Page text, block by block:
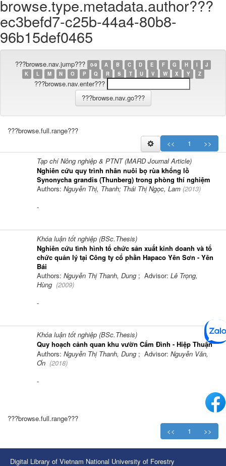
browse.type.metadata.author???
ec3befd7-c25b-44a4-80b8-
96b15def0465
???browse.nav.jump??? 0-9 A B C D E F G H I
J
K
L M N O P Q R S T U V W X Y Z
???browse.nav.enter???
???browse.full.range???
<<
1
>>
Tạp chí Nông nghiệp & PTNT (MARD Journal Article)
Nghiên cứu quy trình nhân nuôi bọ rùa khổng lồ
Synonycha grandis (Thunberg) trong phòng thí nghiệm
Authors: Nguyễn Thị, Thanh; Thái Thị Ngọc, Lam (2013)
-
Khóa luận tốt nghiệp (BSc.Thesis)
Nghiên cứu tình hình tổ chức sản xuất kinh doanh và tổ
chức quản lý tại Công ty cổ phần Hapaco Yên Sơn - Yên
Bái
Authors: Nguyễn Thị Thanh, Dung ; Advisor: Lê Trọng,
Hùng (2009)
-
Khóa luận tốt nghiệp (BSc.Thesis)
Quy hoạch cảnh quan khu vườn Cẩm Đình - Hiệp Thuận
Authors: Nguyễn Thị Thanh, Dung ; Advisor: Nguyễn Văn,
Ơn (2018)
-
???browse.full.range???
<<
1 >>
Digital Library of Vietnam National University of Forestry